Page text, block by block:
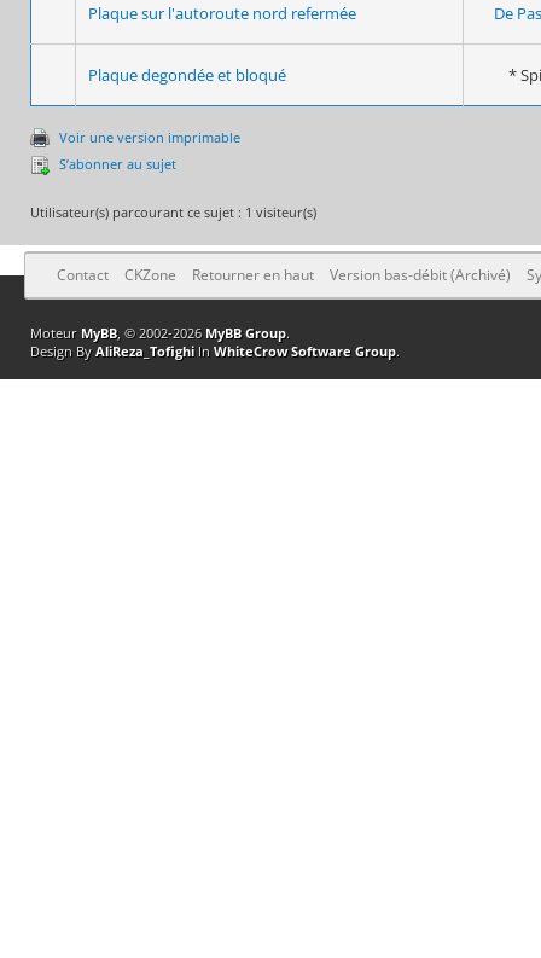
Plaque sur l'autoroute nord refermée De
Plaque degondée et bloqué *
Voir une version imprimable
S’abonner au sujet
Utilisateur(s) parcourant ce sujet : 1 visiteur(s)
Contact CKZone Retourner en haut Version bas-débit (Archivé)
Moteur MyBB, © 2002-2026 MyBB Group.
Design By AliReza_TofighiIn WhiteCrow Software Group.